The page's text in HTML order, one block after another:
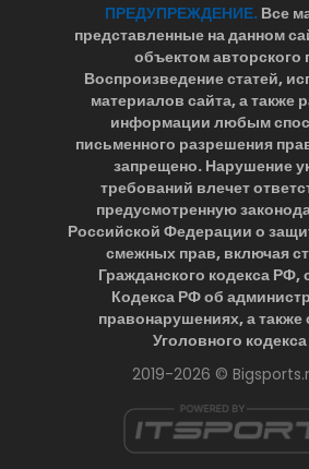
ПРЕДУПРЕЖДЕНИЕ. Все
представленные на данном
объектом авторского
Воспроизведение статей,
материалов сайта, а также
информации любым
письменного разрешения
запрещено. Нарушение
требований влечет
предусмотренную
Российской Федерации о
смежных прав, включая
Гражданского кодекса РФ,
Кодекса РФ об
правонарушениях, а также
Уголовного
2019-2026 ©